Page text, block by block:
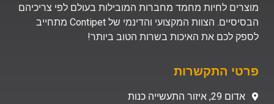
מוצרים לחיות מחמד מחברות המובילות בעולם לפי צריכיהם
הבסיסיים. הצוות המקצועי והדינמי של Contipet מתחייב
לספק לכם את האיכות בשרות הטוב ביותר!
פרטי התקשרות
אדום 29, איזור התעשייה כנות